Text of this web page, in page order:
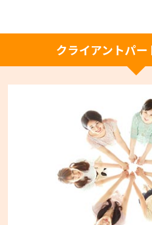
クライアントパー